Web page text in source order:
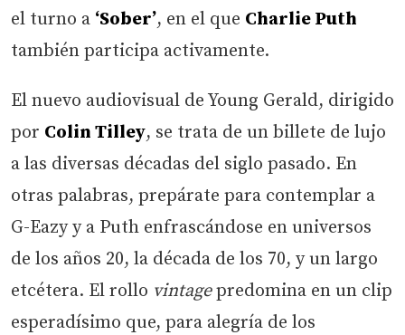
el turno a ‘Sober’, en el que Charlie Puth
también participa activamente.
El nuevo audiovisual de Young Gerald, dirigido
por Colin Tilley, se trata de un billete de lujo
a las diversas décadas del siglo pasado. En
otras palabras, prepárate para contemplar a
G-Eazy y a Puth enfrascándose en universos
de los años 20, la década de los 70, y un largo
etcétera. El rollo vintagepredomina en un clip
esperadísimo que, para alegría de los